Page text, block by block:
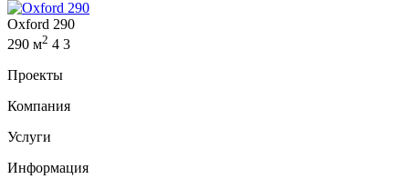
Oxford 290
290 м2 4 3
Проекты
Компания
Услуги
Информация